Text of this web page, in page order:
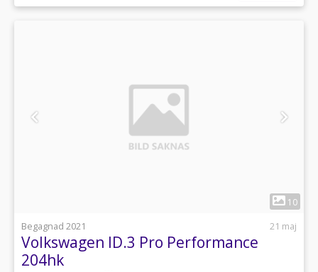
10
Begagnad 2021
21 maj
Volkswagen ID.3 Pro Performance
204hk